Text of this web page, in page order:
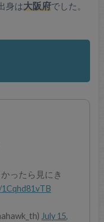
身は大阪府でした。
ったら見にき
July 15,